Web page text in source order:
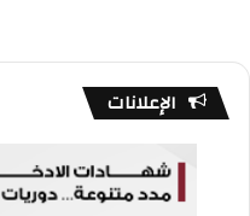
الإعلانات